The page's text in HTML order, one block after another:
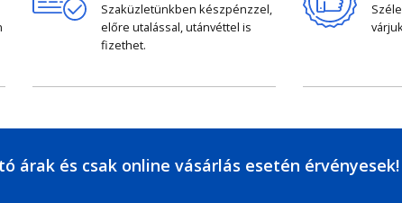
Szaküzletünkben készpénzzel,
előre utalással, utánvéttel is
fizethet.
árak és csak online vásárlás esetén érvényesek!